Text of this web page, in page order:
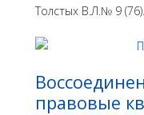
Толстых В.Л.№ 9
правовые